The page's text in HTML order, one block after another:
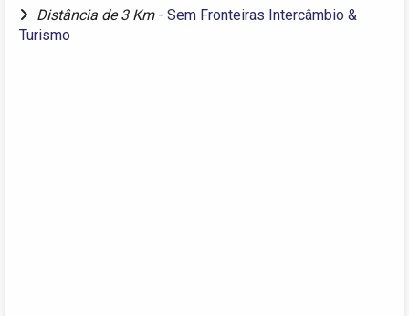
Distância de 3 Km - Sem Fronteiras Intercâmbio &
Turismo